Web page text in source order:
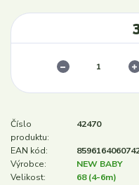
Číslo
produktu:
42470
EAN kód:
Výrobce:
NEW BABY
Velikost:
68 (4-6m)